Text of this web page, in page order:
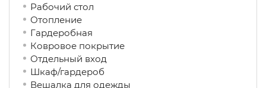
Рабочий стол
Отопление
Гардеробная
Ковровое покрытие
Отдельный вход
Шкаф/гардероб
Вешалка для одежды